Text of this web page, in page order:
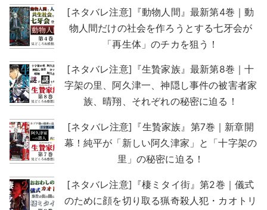
[ネタバレ注意]『動物人間』最新第4巻｜動
物人間だけの社会を作ろうとする七牙会が
「再生体」のチカを狙う！
[ネタバレ注意]『生贄家族』最新第8巻｜十
字架の里、阿久津一、神隠し事件の被害者家
族、晴翔、それぞれの秘密に迫る！
[ネタバレ注意]『生贄家族』第7巻｜新章開
幕！純平が「新しい阿久津家」と「十字架の
里」の秘密に迫る！
[ネタバレ注意]『棲ミタイ街』第2巻｜儀式
のために顔を切り取る猟奇殺人犯・カオトリ